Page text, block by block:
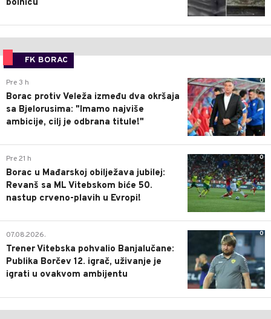
bolnicu
FK BORAC
0
Pre 3 h
Borac protiv Veleža između dva okršaja
sa Bjelorusima: "Imamo najviše
ambicije, cilj je odbrana titule!"
0
Pre 21 h
Borac u Mađarskoj obilježava jubilej:
Revanš sa ML Vitebskom biće 50.
nastup crveno-plavih u Evropi!
0
07.08.2026.
Trener Vitebska pohvalio Banjalučane:
Publika Borčev 12. igrač, uživanje je
igrati u ovakvom ambijentu